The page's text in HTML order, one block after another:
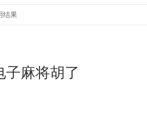
结果
子麻将胡了